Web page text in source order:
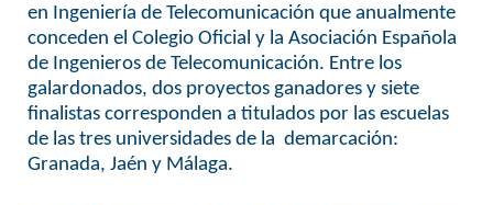
en Ingeniería de Telecomunicación que anualmente
conceden el Colegio Oficial y la Asociación Española
de Ingenieros de Telecomunicación. Entre los
galardonados, dos proyectos ganadores y siete
finalistas corresponden a titulados por las escuelas
de las tres universidades de la demarcación:
Granada, Jaén y Málaga.